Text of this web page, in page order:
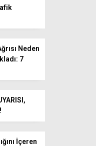
Neden
7
İçeren